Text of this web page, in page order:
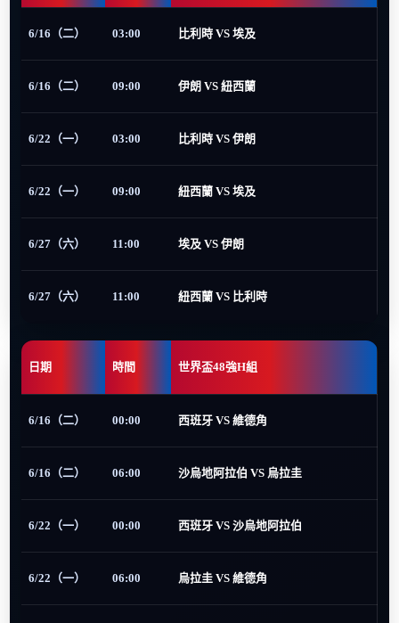
6/16（二） 03:00 比利時 VS 埃及
6/16（二） 09:00 伊朗 VS 紐西蘭
6/22（一） 03:00 比利時 VS 伊朗
6/22（一） 09:00 紐西蘭 VS 埃及
6/27（六） 11:00 埃及 VS 伊朗
6/27（六） 11:00 紐西蘭 VS 比利時
日期 時間 世界盃48強H組
6/16（二） 00:00 西班牙 VS 維德角
6/16（二） 06:00 沙烏地阿拉伯 VS 烏拉圭
6/22（一） 00:00 西班牙 VS 沙烏地阿拉伯
6/22（一） 06:00 烏拉圭 VS 維德角